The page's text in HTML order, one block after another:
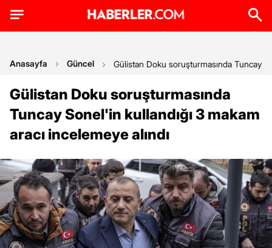
Anasayfa Güncel Gülistan Doku soruşturmasında Tuncay
Gülistan Doku soruşturmasında
Tuncay Sonel'in kullandığı 3 makam
aracı incelemeye alındı